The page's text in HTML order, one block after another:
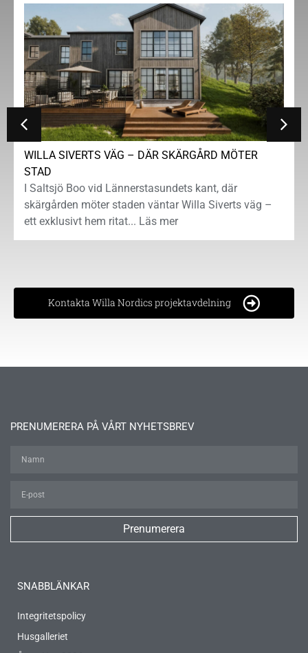
WILLA SIVERTS VÄG – DÄR SKÄRGÅRD MÖTER
STAD
I Saltsjö Boo vid Lännerstasundets kant, där
skärgården möter staden väntar Willa Siverts väg –
ett exklusivt hem ritat... Läs mer
Kontakta Willa Nordics projektavdelning
SNABBLÄNKAR
Integritetspolicy
Husgalleriet
PRENUMERERA PÅ VÅRT NYHETSBREV
Prenumerera